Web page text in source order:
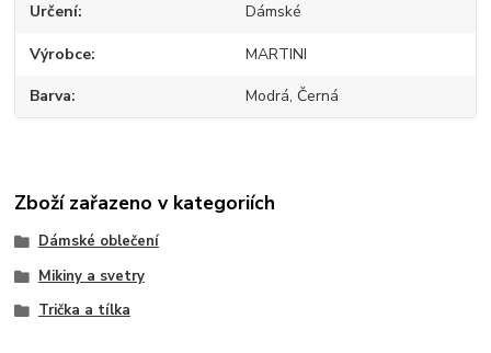
Určení Dámské
Výrobce MARTINI
Barva Modrá, Černá
Zboží zařazeno v kategoriích
Dámské oblečení
Mikiny a svetry
Trička a tílka